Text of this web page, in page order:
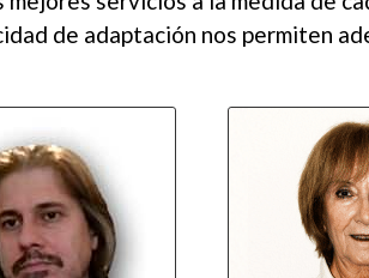
de adaptación nos permiten